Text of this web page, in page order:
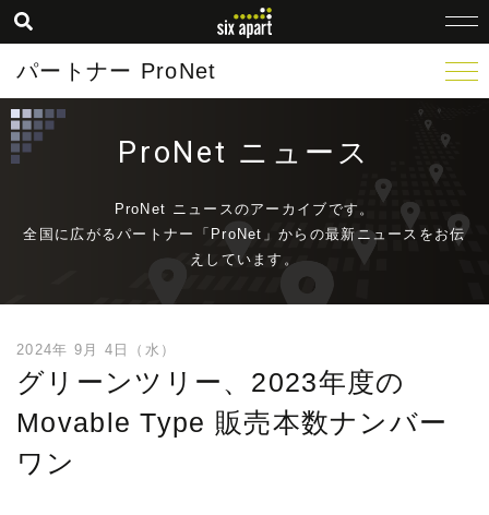
パートナー ProNet
ProNet ニュース
ProNet ニュースのアーカイブです。
全国に広がるパートナー「ProNet」からの最新ニュースをお伝
えしています。
2024年 9月 4日（水）
グリーンツリー、2023年度の
Movable Type 販売本数ナンバー
ワン